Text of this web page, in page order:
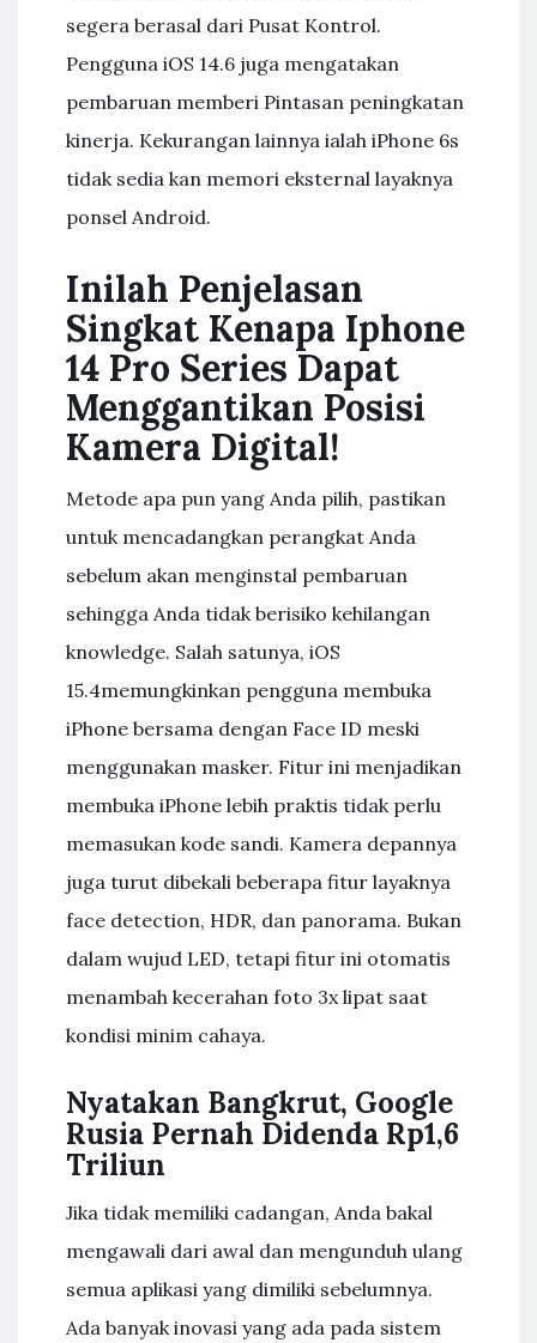
segera berasal dari Pusat Kontrol.
Pengguna iOS 14.6 juga mengatakan
pembaruan memberi Pintasan peningkatan
kinerja. Kekurangan lainnya ialah iPhone 6s
tidak sedia kan memori eksternal layaknya
ponsel Android.
Inilah Penjelasan
Singkat Kenapa Iphone
14 Pro Series Dapat
Menggantikan Posisi
Kamera Digital!
Metode apa pun yang Anda pilih, pastikan
untuk mencadangkan perangkat Anda
sebelum akan menginstal pembaruan
sehingga Anda tidak berisiko kehilangan
knowledge. Salah satunya, iOS
15.4memungkinkan pengguna membuka
iPhone bersama dengan Face ID meski
menggunakan masker. Fitur ini menjadikan
membuka iPhone lebih praktis tidak perlu
memasukan kode sandi. Kamera depannya
juga turut dibekali beberapa fitur layaknya
face detection, HDR, dan panorama. Bukan
dalam wujud LED, tetapi fitur ini otomatis
menambah kecerahan foto 3x lipat saat
kondisi minim cahaya.
Nyatakan Bangkrut, Google
Rusia Pernah Didenda Rp1,6
Triliun
Jika tidak memiliki cadangan, Anda bakal
mengawali dari awal dan mengunduh ulang
semua aplikasi yang dimiliki sebelumnya.
Ada banyak inovasi yang ada pada sistem